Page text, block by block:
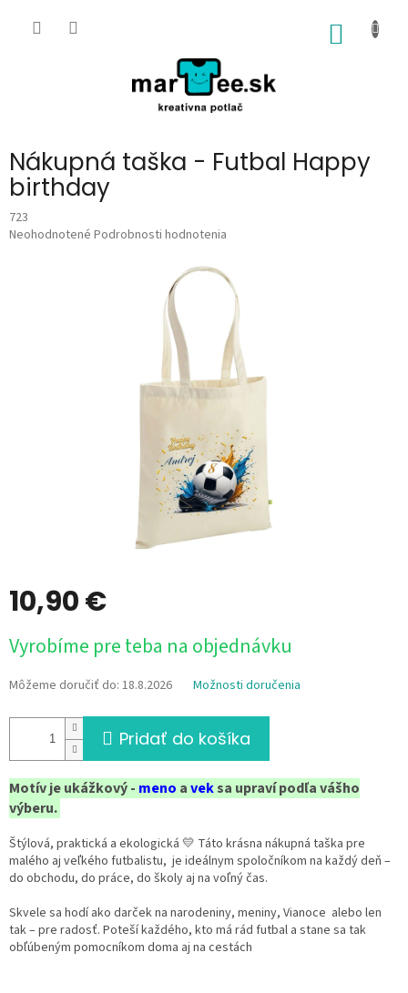
Nákupná taška - Futbal Happy
birthday
723
Priemerné
Neohodnotené Podrobnosti hodnotenia
10,90 €
cena:
Vyrobíme pre teba na objednávku
Môžeme doručiť do: 18.8.2026 Možnosti doručenia
Pridať do košíka
Motív je ukážkový - meno aveksa upraví podľa vášho
výberu.
Štýlová, praktická a ekologická 💛 Táto krásna nákupná taška pre
malého aj veľkého futbalistu, je ideálnym spoločníkom na každý deň –
do obchodu, do práce, do školy aj na voľný čas.
Skvele sa hodí ako darček na narodeniny, meniny, Vianoce alebo len
tak – pre radosť. Poteší každého, kto má rád futbal a stane sa tak
obľúbeným pomocníkom doma aj na cestách